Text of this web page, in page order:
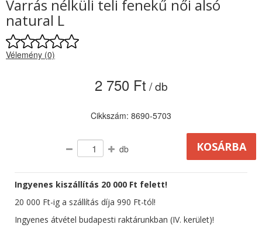
Varrás nélküli teli fenekű női alsó
natural L
Vélemény (0)
2 750 Ft / db
Cikkszám: 8690-5703
db
Ingyenes kiszállítás 20 000 Ft felett!
20 000 Ft-ig a szállítás díja 990 Ft-tól!
Ingyenes átvétel budapesti raktárunkban (IV. kerület)!